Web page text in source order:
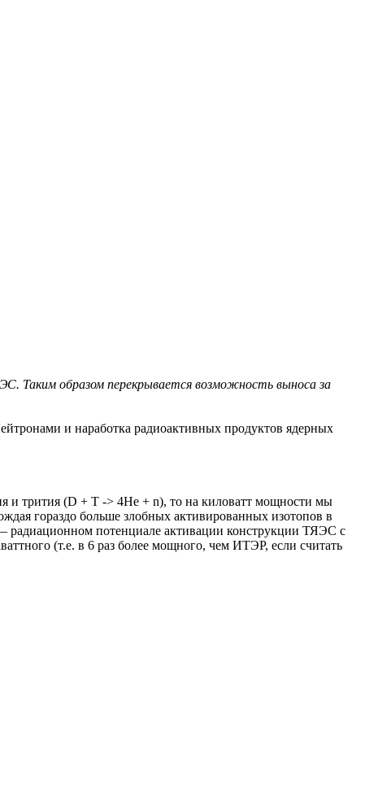
Таким образом перекрывается возможность выноса за
и наработка радиоактивных продуктов ядерных
и трития (D + T -> 4He + n), то на киловатт мощности мы
гораздо больше злобных активированных изотопов в
радиационном потенциале активации конструкции ТЯЭС с
(т.е. в 6 раз более мощного, чем ИТЭР, если считать